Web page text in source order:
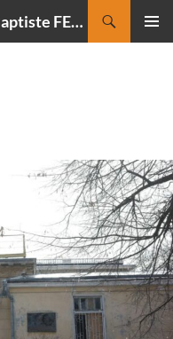
CIELMANIA : le blog de Jean-Baptiste FELDMANN, photographe du ciel